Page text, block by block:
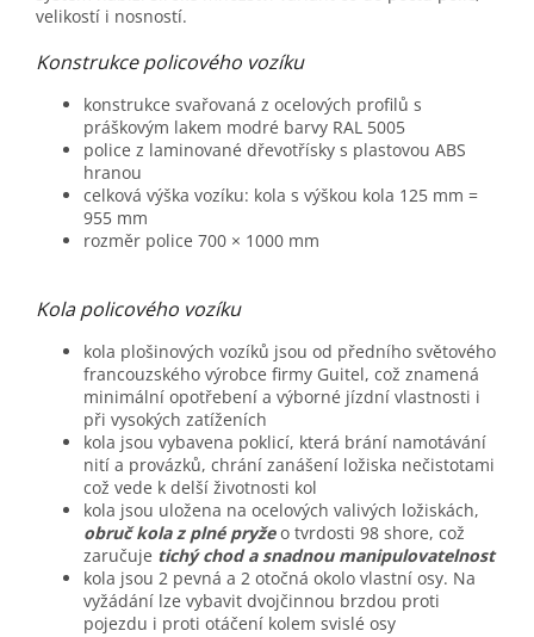
velikostí i nosností.
Konstrukce policového vozíku
konstrukce svařovaná z ocelových profilů s
práškovým lakem modré barvy RAL 5005
police z laminované dřevotřísky s plastovou ABS
hranou
celková výška vozíku: kola s výškou kola 125 mm =
955 mm
rozměr police 700 × 1000 mm
Kola policového vozíku
kola plošinových vozíků jsou od předního světového
francouzského výrobce firmy Guitel, což znamená
minimální opotřebení a výborné jízdní vlastnosti i
při vysokých zatíženích
kola jsou vybavena poklicí, která brání namotávání
nití a provázků, chrání zanášení ložiska nečistotami
což vede k delší životnosti kol
kola jsou uložena na ocelových valivých ložiskách,
obruč kola z plné pryžeo tvrdosti 98 shore, což
zaručuje tichý chod a snadnou manipulovatelnost
kola jsou 2 pevná a 2 otočná okolo vlastní osy. Na
vyžádání lze vybavit dvojčinnou brzdou proti
pojezdu i proti otáčení kolem svislé osy